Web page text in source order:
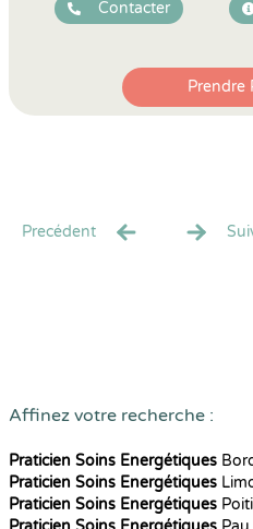
Contacter
Prendre
Precédent
Affinez votre recherche :
Praticien Soins Energétiques
Praticien Soins Energétiques
Praticien Soins Energétiques